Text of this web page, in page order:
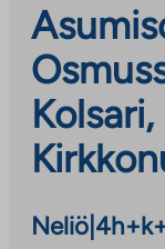
Neliö